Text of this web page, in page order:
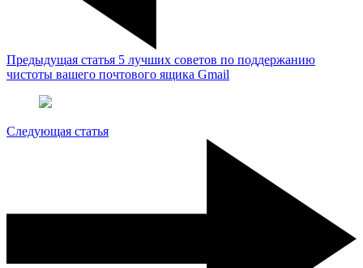
Предыдущая статья 5 лучших советов по поддержанию
чистоты вашего почтового ящика Gmail
Следующая статья